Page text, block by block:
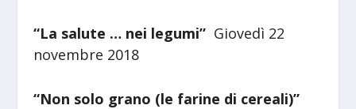
“La salute … nei legumi” Giovedì 22
novembre 2018
“Non solo grano (le farine di cereali)”